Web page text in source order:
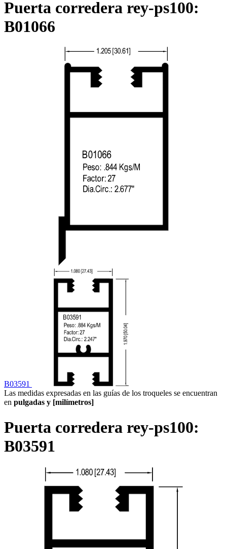
Puerta corredera rey-ps100:
B01066
B03591
Las medidas expresadas en las guías de los troqueles se encuentran
en pulgadas y [milímetros]
Puerta corredera rey-ps100:
B03591